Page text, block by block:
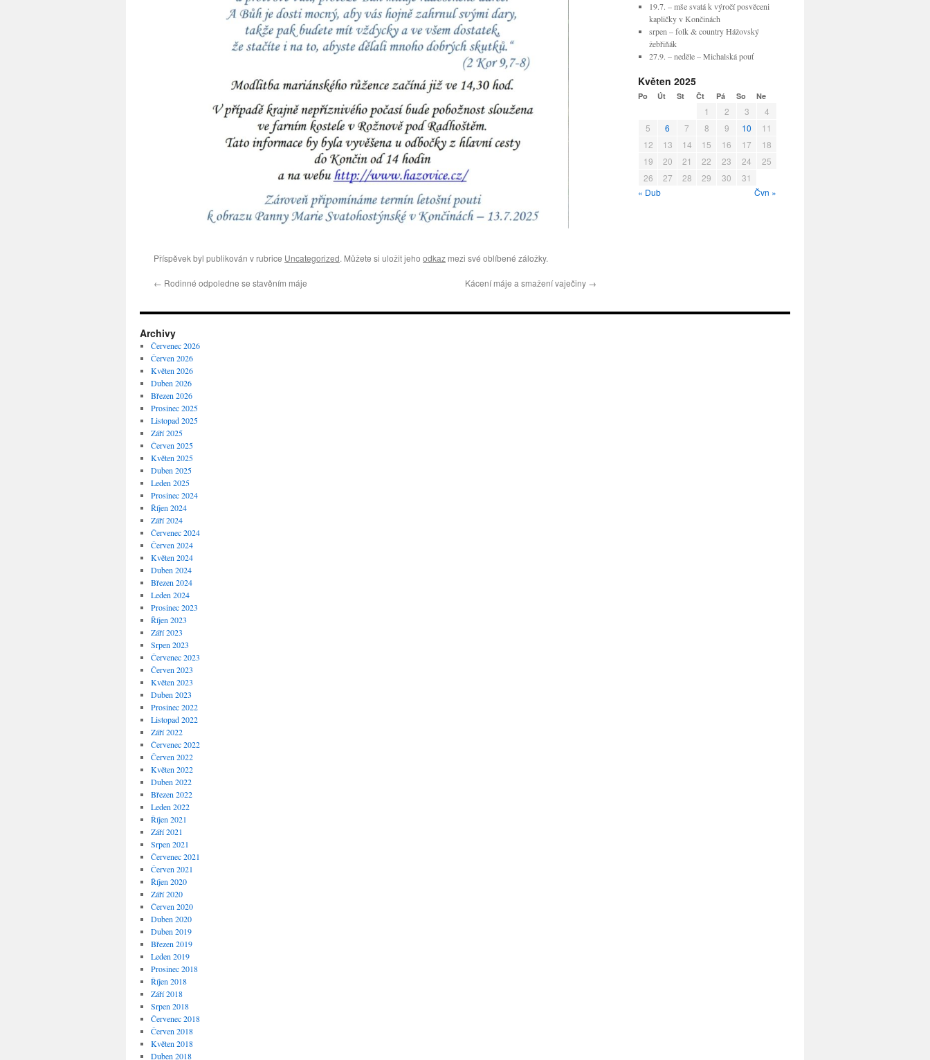
Příspěvek byl publikován v rubrice Uncategorized. Můžete si uložit jeho odkaz mezi své oblíbené záložky.
← Rodinné odpoledne se stavěním máje Kácení máje a smažení vaječiny →
19.7. – mše svatá k výročí posvěceni
kapličky v Končinách
srpen – folk & country Hážovský
žebřiňák
27.9. – neděle – Michalská pouť
Květen 2025
Po Út St Čt Pá So Ne
1 2 3
4
5
6 7 8 9 10
11
12
13 14 15 16 17
18
19
20 21 22 23 24
25
26
27 28 29 30
31
« Dub
Čvn »
Archivy
Červenec 2026
Červen 2026
Květen 2026
Duben 2026
Březen 2026
Prosinec 2025
Listopad 2025
Září 2025
Červen 2025
Květen 2025
Duben 2025
Leden 2025
Prosinec 2024
Říjen 2024
Září 2024
Červenec 2024
Červen 2024
Květen 2024
Duben 2024
Březen 2024
Leden 2024
Prosinec 2023
Říjen 2023
Září 2023
Srpen 2023
Červenec 2023
Červen 2023
Květen 2023
Duben 2023
Prosinec 2022
Listopad 2022
Září 2022
Červenec 2022
Červen 2022
Květen 2022
Duben 2022
Březen 2022
Leden 2022
Říjen 2021
Září 2021
Srpen 2021
Červenec 2021
Červen 2021
Říjen 2020
Září 2020
Červen 2020
Duben 2020
Duben 2019
Březen 2019
Leden 2019
Prosinec 2018
Říjen 2018
Září 2018
Srpen 2018
Červenec 2018
Červen 2018
Květen 2018
Duben 2018